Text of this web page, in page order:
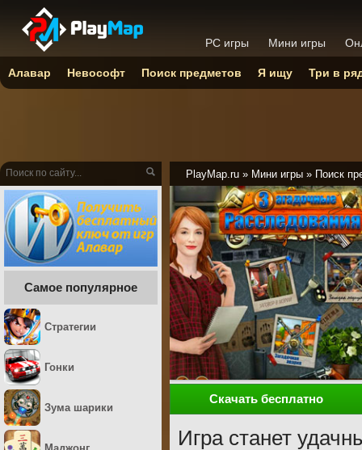
PlayMap.ru » Мини игры » Поиск
Скачать бесплатно
Игра станет
Самое популярное
Стратегии
Гонки
Зума шарики
PC игры Мини игры
Алавар Невософт Поиск предметов Я ищу Три в